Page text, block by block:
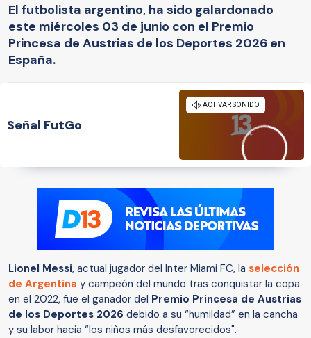
El futbolista argentino, ha sido galardonado
este miércoles 03 de junio con el Premio
Princesa de Austrias de los Deportes 2026 en
España.
Señal FutGo
Lionel Messi, actual jugador del Inter Miami FC, la selección
de Argentina y campeón del mundo tras conquistar la copa
en el 2022, fue el ganador del Premio Princesa de Austrias
de los Deportes 2026 debido a su “humildad” en la cancha
y su labor hacia “los niños más desfavorecidos".